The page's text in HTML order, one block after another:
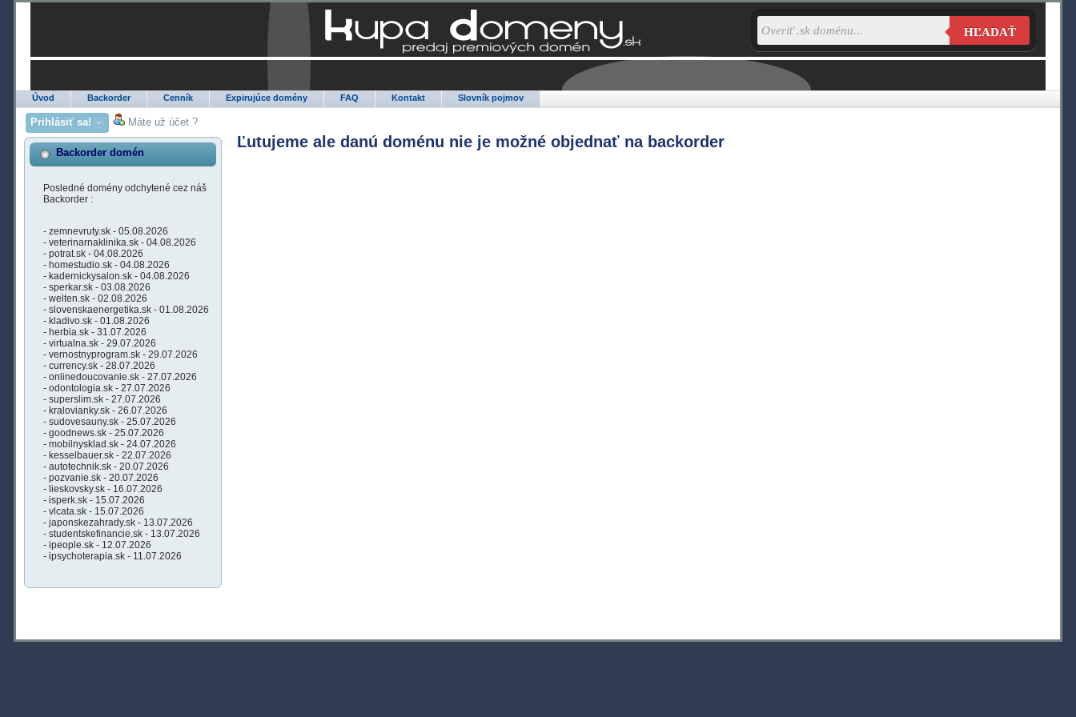
Úvod Backorder Cenník Expirujúce domény FAQ Kontakt Slovník pojmov
HĽADAŤ
Prihlásiť sa! Máte už účet ?
Backorder domén
Posledné domény odchytené cez náš
Backorder :
- zemnevruty.sk - 05.08.2026
- veterinarnaklinika.sk - 04.08.2026
- potrat.sk - 04.08.2026
- homestudio.sk - 04.08.2026
- kadernickysalon.sk - 04.08.2026
- sperkar.sk - 03.08.2026
- welten.sk - 02.08.2026
- slovenskaenergetika.sk - 01.08.2026
- kladivo.sk - 01.08.2026
- herbia.sk - 31.07.2026
- virtualna.sk - 29.07.2026
- vernostnyprogram.sk - 29.07.2026
- currency.sk - 28.07.2026
- onlinedoucovanie.sk - 27.07.2026
- odontologia.sk - 27.07.2026
- superslim.sk - 27.07.2026
- kralovianky.sk - 26.07.2026
- sudovesauny.sk - 25.07.2026
- goodnews.sk - 25.07.2026
- mobilnysklad.sk - 24.07.2026
- kesselbauer.sk - 22.07.2026
- autotechnik.sk - 20.07.2026
- pozvanie.sk - 20.07.2026
- lieskovsky.sk - 16.07.2026
- isperk.sk - 15.07.2026
- vlcata.sk - 15.07.2026
- japonskezahrady.sk - 13.07.2026
- studentskefinancie.sk - 13.07.2026
- ipeople.sk - 12.07.2026
- ipsychoterapia.sk - 11.07.2026
Ľutujeme ale danú doménu nie je možné objednať na backorder